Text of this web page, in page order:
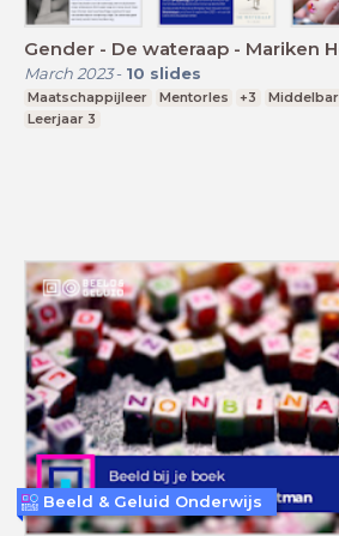
Gender - De wateraap - Mariken
March 2023- 10 slides
Maatschappijleer Mentorles +3
Leerjaar 3
Beeld & Geluid Onderwijs